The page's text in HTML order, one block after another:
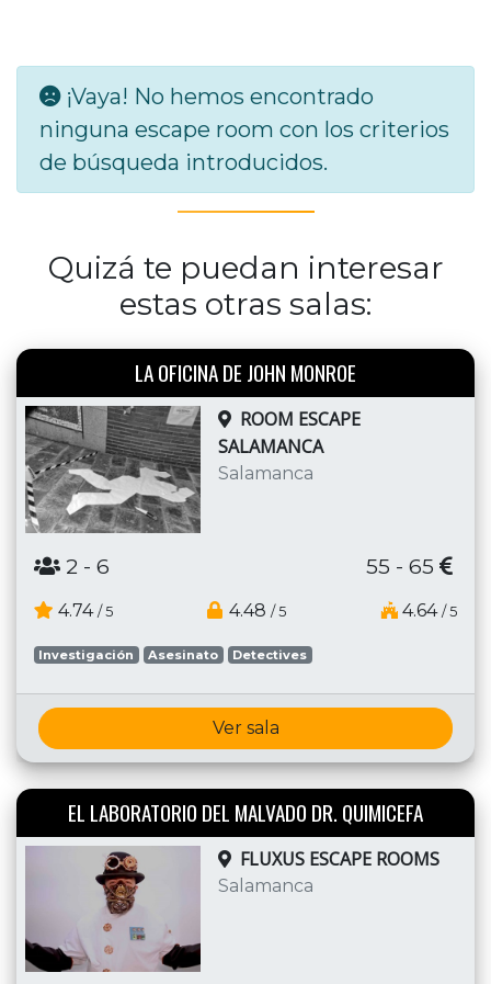
¡Vaya! No hemos encontrado
ninguna escape room con los criterios
de búsqueda introducidos.
Quizá te puedan interesar
estas otras salas:
LA OFICINA DE JOHN MONROE
ROOM ESCAPE
SALAMANCA
Salamanca
2 - 6 55 - 65
4.74 / 5 4.48 / 5 4.64 / 5
Investigación Asesinato Detectives
Ver sala
EL LABORATORIO DEL MALVADO DR. QUIMICEFA
FLUXUS ESCAPE ROOMS
Salamanca